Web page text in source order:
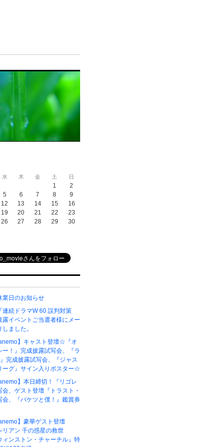
水 木 金 土 日
1
2
5 6 7 8
9
12 13 14 15
16
19 20 21 22
23
26 27 28 29
30
業日のお知らせ
連続ドラマW 60 誤判対策
露イベントご当選者様にメー
ました。
】キャスト登壇☆『オ
ー！』完成披露試写会、『ラ
完成披露試写会、『ジャス
ーグ』サイン入りポスター☆
】本日締切！『リゴレ
会、ゲスト登壇『トラスト・
会、『バケツと僕！』鑑賞券
】豪華ゲスト登壇
アン 千の惑星の救世
ィンストン・チャーチル』特